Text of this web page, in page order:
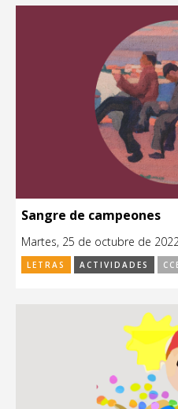
Sangre de campeones
Martes, 25 de octubre de
LETRAS ACTIVIDADES